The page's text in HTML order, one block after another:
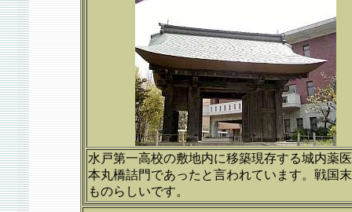
水戸第一高校の敷地内に移築現存する城内薬
本丸橋詰門であったと言われています。戦国
ものらしいです。